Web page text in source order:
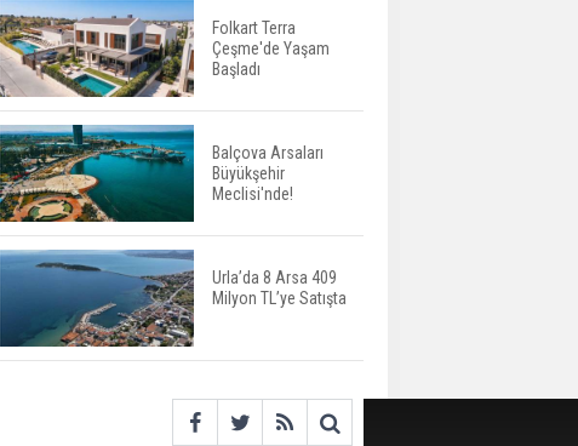
TOKİ'nin Kiralık Sosyal
Konut Modeli Kiraları
Düşürür Mü?
İkinci El Konut Fiyatları
İspanya'da Bir Yılda
Yüzde 16,2 Arttı
Konut Satışları Güçlü
Seyrini Korudu Yabancıya
Satış Geriledi
Folkart Terra
Çeşme'de Yaşam
Başladı
Balçova Arsaları
Büyükşehir
Meclisi'nde!
Urla’da 8 Arsa 409
Milyon TL’ye Satışta